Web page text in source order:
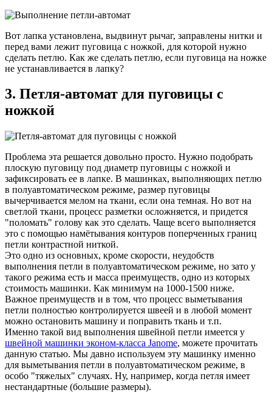
Вот лапка установлена, выдвинут рычаг, заправлены нитки и
перед вами лежит пуговица с ножкой, для которой нужно
сделать петлю. Как же сделать петлю, если пуговица на ножке
не устанавливается в лапку?
3. Петля-автомат для пуговицы с
ножкой
Проблема эта решается довольно просто. Нужно подобрать
плоскую пуговицу под диаметр пуговицы с ножкой и
зафиксировать ее в лапке. В машинках, выполняющих петлю
в полуавтоматическом режиме, размер пуговицы
вычерчивается мелом на ткани, если она темная. Но вот на
светлой ткани, процесс разметки осложняется, и придется
"поломать" голову как это сделать. Чаще всего выполняется
это с помощью намётывания контуров поперченных границ
петли контрастной ниткой.
Это одно из основных, кроме скорости, неудобств
выполнения петли в полуавтоматическом режиме, но зато у
такого режима есть и масса преимуществ, одно из которых
стоимость машинки. Как минимум на 1000-1500 ниже.
Важное преимуществ и в том, что процесс выметывания
петли полностью контролируется швеей и в любой момент
можно остановить машину и поправить ткань и т.п.
Именно такой вид выполнения швейной петли имеется у
швейной машинки эконом-класса Janome, можете прочитать
данную статью. Мы давно используем эту машинку именно
для выметывания петли в полуавтоматическом режиме, в
особо "тяжелых" случаях. Ну, например, когда петля имеет
нестандартные (большие размеры).